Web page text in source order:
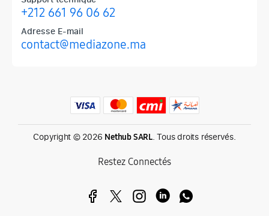
+212 661 96 06 62
Adresse E-mail
contact@mediazone.ma
Produits phares chez Mediazone
Retrouvez chez Mediazone les références incontournables :
Copyright © 2026 Nethub SARL. Tous droits réservés.
Restez Connectés